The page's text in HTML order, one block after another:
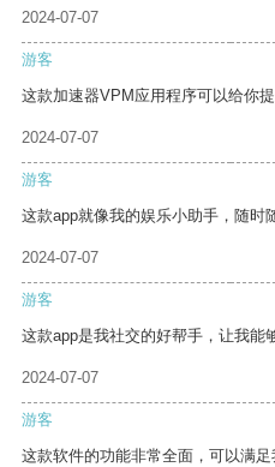
2024-07-07
游客
这款加速器VPM应用程序可以给你
2024-07-07
游客
这款app就像我的娱乐小助手，随时
2024-07-07
游客
这款app是我社交的好帮手，让我能
2024-07-07
游客
这款软件的功能非常全面，可以满足